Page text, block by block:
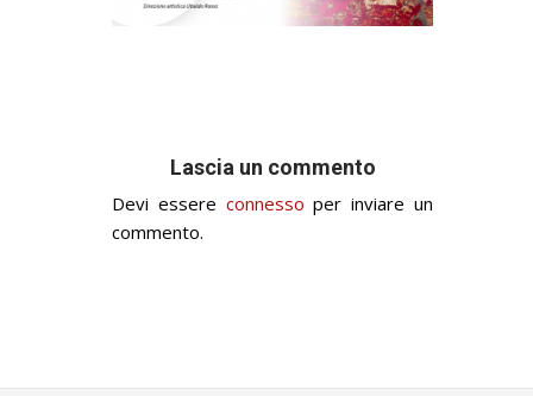
Lascia un commento
Devi essere connesso per inviare un
commento.